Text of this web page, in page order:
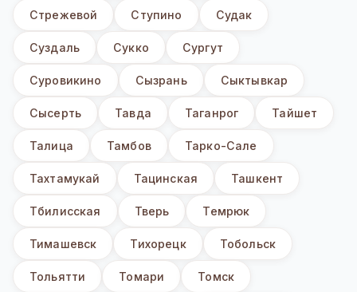
Стрежевой Ступино Судак
Суздаль Сукко Сургут
Суровикино Сызрань Сыктывкар
Сысерть Тавда Таганрог Тайшет
Талица Тамбов Тарко-Сале
Тахтамукай Тацинская Ташкент
Тбилисская Тверь Темрюк
Тимашевск Тихорецк Тобольск
Тольятти Томари Томск